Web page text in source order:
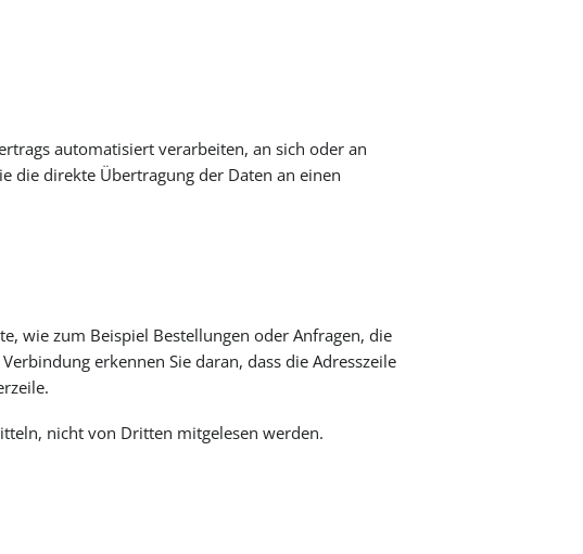
automatisiert verarbeiten, an sich oder an
die direkte Übertragung der Daten an einen
wie zum Beispiel Bestellungen oder Anfragen, die
erkennen Sie daran, dass die Adresszeile
nicht von Dritten mitgelesen werden.